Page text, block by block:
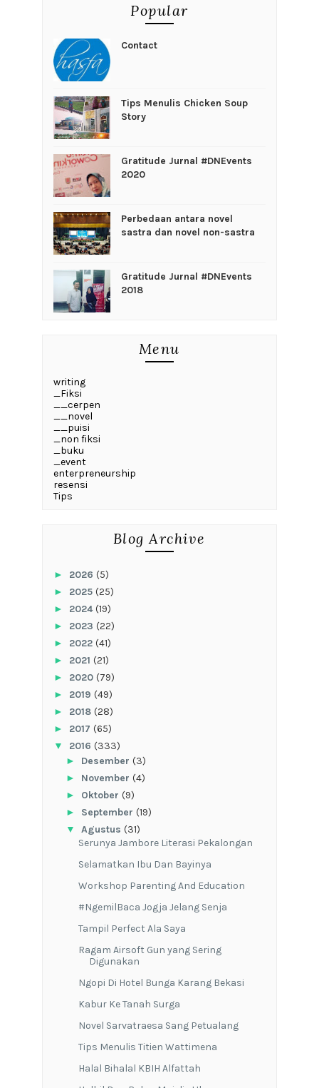
Popular
Contact
Tips Menulis Chicken Soup
Story
Gratitude Jurnal #DNEvents
2020
Perbedaan antara novel
sastra dan novel non-sastra
Gratitude Jurnal #DNEvents
2018
Menu
writing
_Fiksi
__cerpen
__novel
__puisi
_non fiksi
_buku
_event
enterpreneurship
resensi
Tips
Blog Archive
► 2026 (5)
► 2025 (25)
► 2024(19)
► 2023 (22)
► 2022 (41)
► 2021 (21)
► 2020 (79)
► 2019 (49)
► 2018 (28)
► 2017 (65)
▼ 2016 (333)
► Desember (3)
► November (4)
► Oktober (9)
► September (19)
▼ Agustus (31)
Serunya Jambore Literasi Pekalongan
Selamatkan Ibu Dan Bayinya
Workshop Parenting And Education
#NgemilBaca Jogja Jelang Senja
Tampil Perfect Ala Saya
Ragam Airsoft Gun yang Sering
Digunakan
Ngopi Di Hotel Bunga Karang Bekasi
Kabur Ke Tanah Surga
Novel Sarvatraesa Sang Petualang
Tips Menulis Titien Wattimena
Halal Bihalal KBIH Alfattah